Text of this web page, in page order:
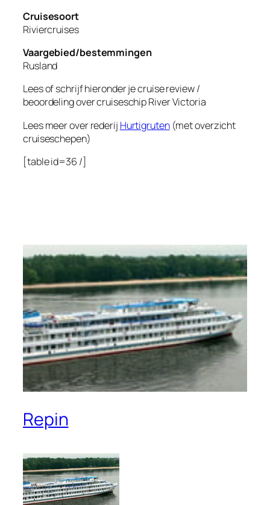
Cruisesoort
Riviercruises
Vaargebied/bestemmingen
Rusland
Lees of schrijf hieronder je cruise review /
beoordeling over cruiseschipRiver Victoria
Lees meer over rederij Hurtigruten(met overzicht
cruiseschepen)
[table id=36 /]
Repin